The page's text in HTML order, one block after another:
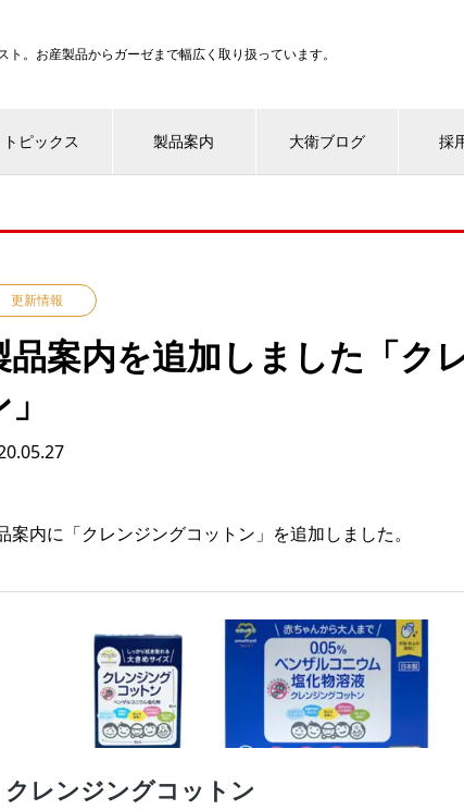
。お産製品からガーゼまで幅広く取り扱っています。
トピックス 製品案内 大衛ブログ 採
更新情報
品案内を追加しました「ク
案内に「クレンジングコットン」を追加しました。